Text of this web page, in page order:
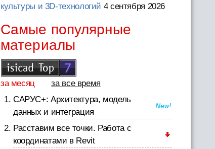
культуры и 3D-технологий 4 сентября 2026
Самые популярные
материалы
за месяц
за все время
САРУС+: Архитектура, модель
данных и интеграция
Расставим все точки. Работа с
координатами в Revit